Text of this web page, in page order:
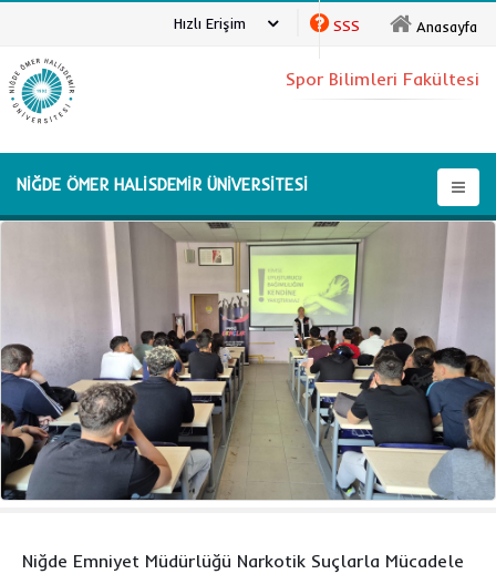
Anasayfa
SSS
Hızlı Erişim
NİĞDE ÖMER HALİSDEMİR ÜNİVERSİTESİ
Spor Bilimleri Fakültesi
Niğde Emniyet Müdürlüğü Narkotik Suçlarla Mücadele